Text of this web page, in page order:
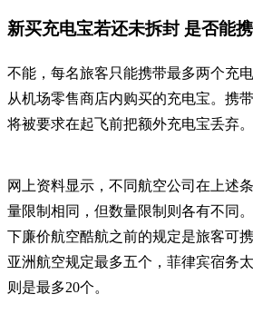
新买充电宝若还未拆封 是否能
不能，每名旅客只能携带最多两个充
从机场零售商店内购买的充电宝。携
将被要求在起飞前把额外充电宝丢弃。
网上资料显示，不同航空公司在上述
量限制相同，但数量限制则各有不同
下廉价航空酷航之前的规定是旅客可
亚洲航空规定最多五个，菲律宾宿务太
则是最多20个。